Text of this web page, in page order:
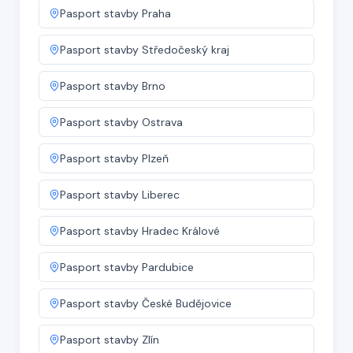
Pasport stavby Praha
Pasport stavby Středočeský kraj
Pasport stavby Brno
Pasport stavby Ostrava
Pasport stavby Plzeň
Pasport stavby Liberec
Pasport stavby Hradec Králové
Pasport stavby Pardubice
Pasport stavby České Budějovice
Pasport stavby Zlín